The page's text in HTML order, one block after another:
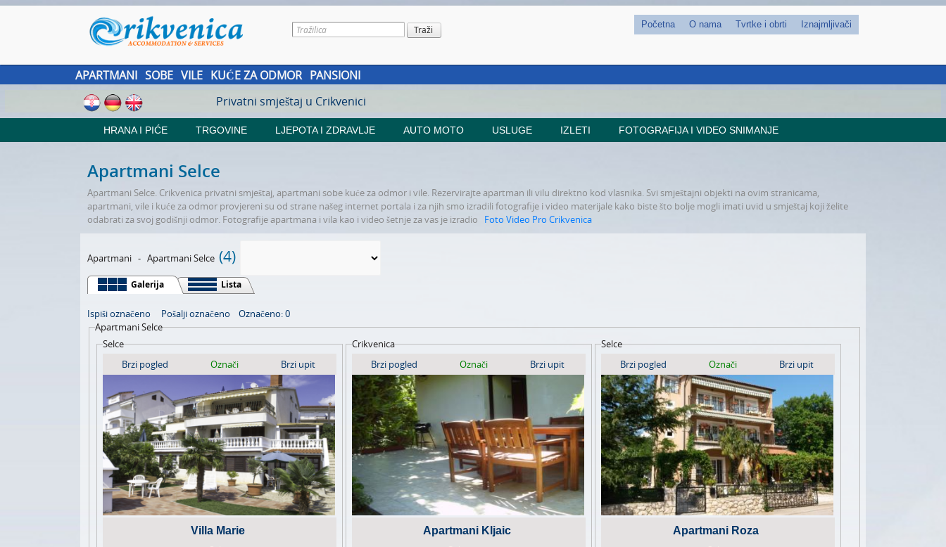
Početna O nama Tvrtke i obrti Iznajmljivači
APARTMANI SOBE VILE KUĆE ZA ODMOR PANSIONI
Privatni smještaj u Crikvenici
HRANA I PIĆE TRGOVINE LJEPOTA I ZDRAVLJE AUTO MOTO USLUGE IZLETI FOTOGRAFIJA I VIDEO SNIMANJE
Apartmani Selce
Apartmani Selce. Crikvenica privatni smještaj, apartmani sobe kuće za odmor i vile. Rezervirajte apartman ili vilu direktno kod vlasnika. Svi smještajni objekti na ovim stranicama,
apartmani, vile i kuće za odmor provjereni su od strane našeg internet portala i za njih smo izradili fotografije i video materijale kako biste što bolje mogli imati uvid u smještaj koji želite
odabrati za svoj godišnji odmor. Fotografije apartmana i vila kao i video šetnje za vas je izradio
Foto Video Pro Crikvenica
Apartmani- Apartmani Selce (4)
Galerija Lista
Ispiši označeno Pošalji označeno
Označeno: 0
Apartmani Selce
Selce
Brzi pogled
Označi Brzi upit
Villa Marie
Crikvenica
Brzi pogled
Označi Brzi upit
Apartmani Kljaic
Selce
Brzi pogled
Označi Brzi upit
Apartmani Roza